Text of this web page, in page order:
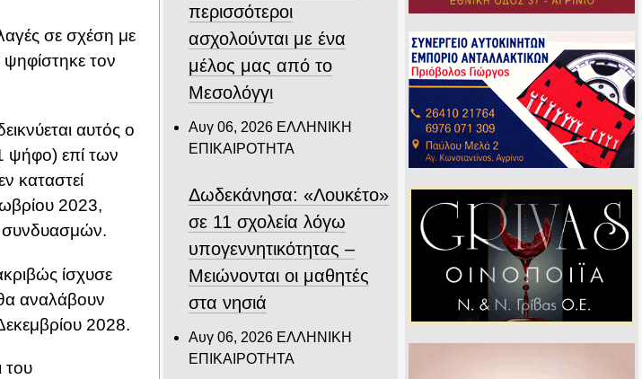
σε σχέση με
ψηφίστηκε τον
αυτός ο
ψήφο) επί των
καταστεί
2023,
συνδυασμών.
ίσχυσε
αναλάβουν
2028.
του
περισσότεροι
ασχολούνται με ένα
μέλος μας από το
Μεσολόγγι
Αυγ 06, 2026 ΕΛΛΗΝΙΚΗ
ΕΠΙΚΑΙΡΟΤΗΤΑ
Δωδεκάνησα: «Λουκέτο»
σε 11 σχολεία λόγω
υπογεννητικότητας –
Μειώνονται οι μαθητές
στα νησιά
Αυγ 06, 2026 ΕΛΛΗΝΙΚΗ
ΕΠΙΚΑΙΡΟΤΗΤΑ